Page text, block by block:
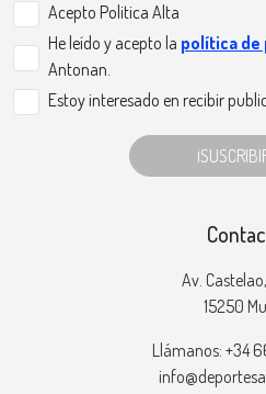
Acepto Politica Alta
He leído y acepto la política de
Antonan.
Estoy interesado en recibir
Av.
15250
Llámanos: +34